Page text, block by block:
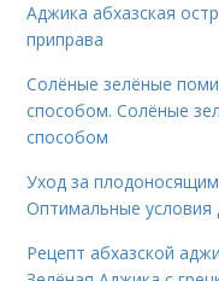
Аджика абхазская
приправа
Солёные зелёные
способом. Солёные
способом
Уход за
Оптимальные
Рецепт абхазской